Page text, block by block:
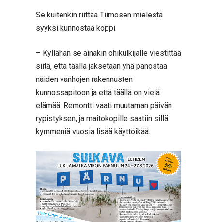
Se kuitenkin riittää Tiimosen mielestä
syyksi kunnostaa koppi.
– Kyllähän se ainakin ohikulkijalle viestittää
siitä, että täällä jaksetaan yhä panostaa
näiden vanhojen rakennusten
kunnossapitoon ja että täällä on vielä
elämää. Remontti vaati muutaman päivän
rypistyksen, ja maitokopille saatiin sillä
kymmeniä vuosia lisää käyttöikää.